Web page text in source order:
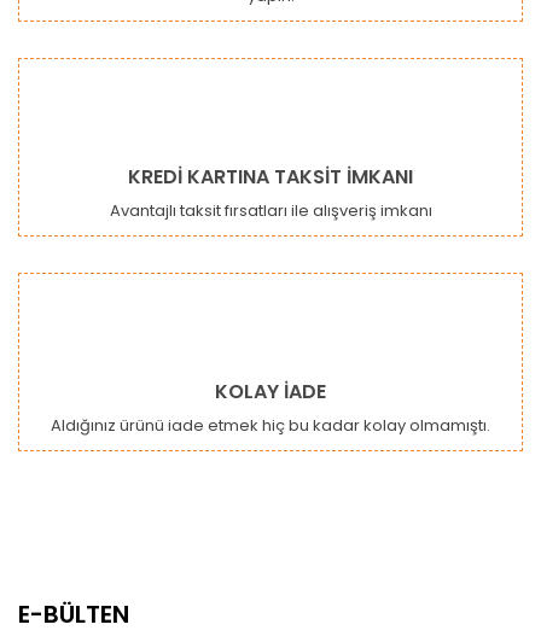
KREDİ KARTINA TAKSİT İMKANI
Avantajlı taksit fırsatları ile alışveriş imkanı
KOLAY İADE
Aldığınız ürünü iade etmek hiç bu kadar kolay olmamıştı.
E-BÜLTEN